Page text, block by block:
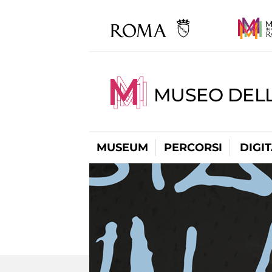
MUSEO
MUSEUM PERCORSI